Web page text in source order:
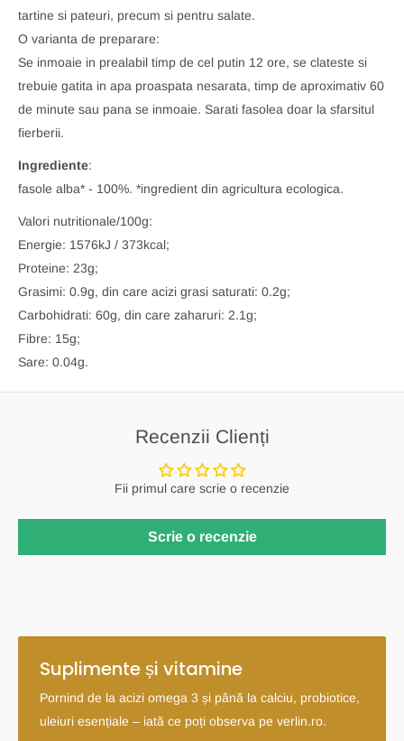
tartine si pateuri, precum si pentru salate.
O varianta de preparare:
Se inmoaie in prealabil timp de cel putin 12 ore, se clateste si
trebuie gatita in apa proaspata nesarata, timp de aproximativ 60
de minute sau pana se inmoaie. Sarati fasolea doar la sfarsitul
fierberii.
Ingrediente:
fasole alba* - 100%. *ingredient din agricultura ecologica.
Valori nutritionale/100g:
Energie: 1576kJ / 373kcal;
Proteine: 23g;
Grasimi: 0.9g, din care acizi grasi saturati: 0.2g;
Carbohidrati: 60g, din care zaharuri: 2.1g;
Fibre: 15g;
Sare: 0.04g.
Recenzii Clienți
Fii primul care scrie o recenzie
Scrie o recenzie
Suplimente și vitamine
Pornind de la acizi omega 3 și până la calciu, probiotice,
uleiuri esențiale – iată ce poți observa pe verlin.ro.